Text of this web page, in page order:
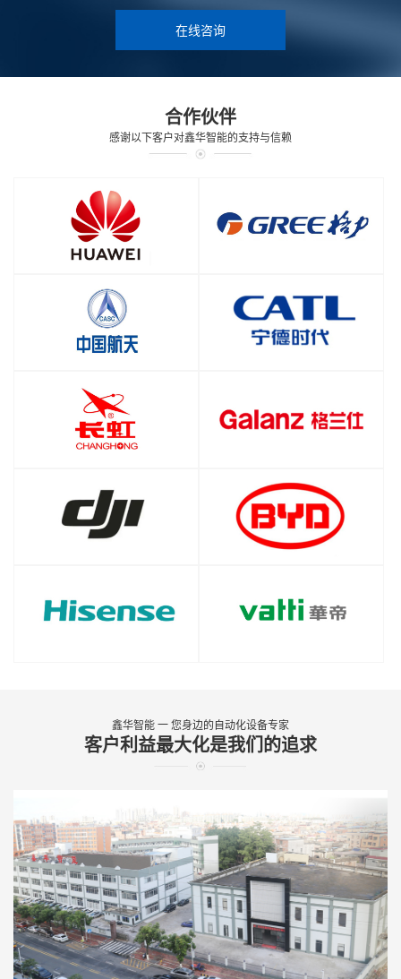
在线咨询
合作伙伴
感谢以下客户对鑫华智能的支持与信赖
鑫华智能 一 您身边的自动化设备专家
客户利益最大化是我们的追求